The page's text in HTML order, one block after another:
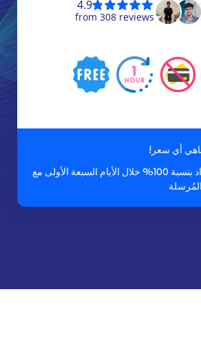
أي سعر!
استرداد بنسبة 100% خلال الأيام السبعة الأولى مع